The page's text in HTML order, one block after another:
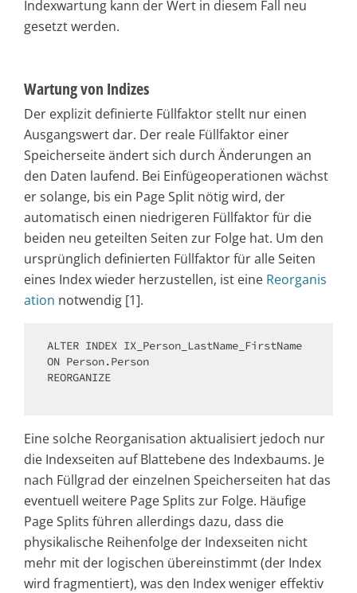
Indexwartung kann der Wert in diesem Fall neu
gesetzt werden.
Wartung von Indizes
Der explizit definierte Füllfaktor stellt nur einen
Ausgangswert dar. Der reale Füllfaktor einer
Speicherseite ändert sich durch Änderungen an
den Daten laufend. Bei Einfügeoperationen wächst
er solange, bis ein Page Split nötig wird, der
automatisch einen niedrigeren Füllfaktor für die
beiden neu geteilten Seiten zur Folge hat. Um den
ursprünglich definierten Füllfaktor für alle Seiten
eines Index wieder herzustellen, ist eine Reorganis
ation notwendig [1].
ALTER
ON Person.Person
REORGANIZE
Eine solche Reorganisation aktualisiert jedoch nur
die Indexseiten auf Blattebene des Indexbaums. Je
nach Füllgrad der einzelnen Speicherseiten hat das
eventuell weitere Page Splits zur Folge. Häufige
Page Splits führen allerdings dazu, dass die
physikalische Reihenfolge der Indexseiten nicht
mehr mit der logischen übereinstimmt (der Index
wird fragmentiert), was den Index weniger effektiv